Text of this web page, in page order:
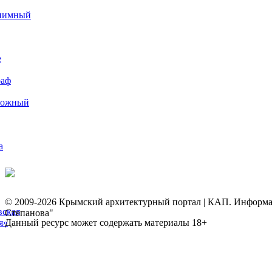
© 2009-2026 Крымский архитектурный портал | КАП.
Степанова"
Данный ресурс может содержать материалы 18+